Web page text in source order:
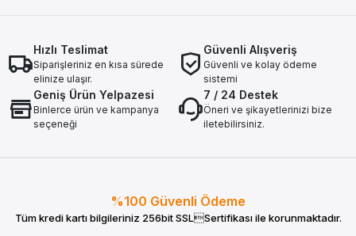
Hızlı Teslimat
Siparişleriniz en kısa sürede
elinize ulaşır.
Güvenli Alışveriş
Güvenli ve kolay ödeme
sistemi
Geniş Ürün Yelpazesi
Binlerce ürün ve kampanya
seçeneği
7 / 24 Destek
Öneri ve şikayetlerinizi bize
iletebilirsiniz.
%100 Güvenli Ödeme
Tüm kredi kartı bilgileriniz 256bit SSLSertifikası ile korunmaktadır.